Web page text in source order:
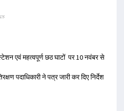
एवं महत्वपूर्ण छठ घाटों पर 10 नवंबर से
पदाधिकारी ने पत्र जारी कर दिए निर्देश